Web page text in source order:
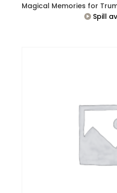
Magical Memories for
Spill